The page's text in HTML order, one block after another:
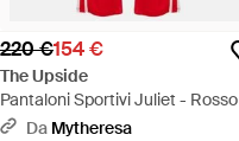
220 €154 €
The Upside
Pantaloni Sportivi Juliet - Rosso
Da Mytheresa